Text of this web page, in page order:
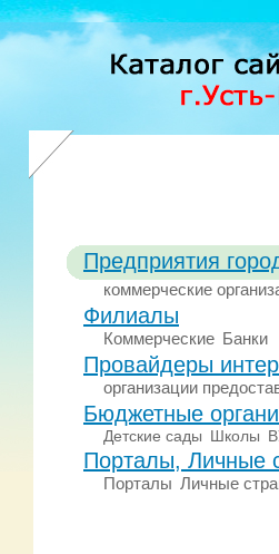
Предприятия
коммерческие
Филиалы
Коммерческие Банки
Провайдеры
организации
Бюджетные
Детские сады Школы
Порталы, Личные
Порталы Личные